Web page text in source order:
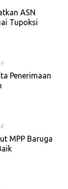
ASN
Tupoksi
Penerimaan
MPP Baruga